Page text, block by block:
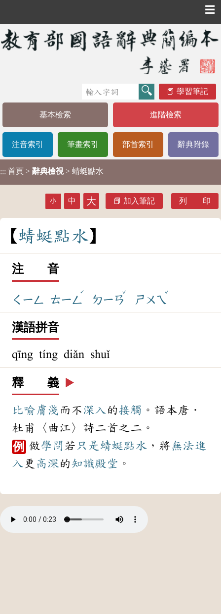
☰
學習筆記
基本檢索 進階檢索
注音索引 筆畫索引 部首索引 辭典附錄
::: 首頁 > 辭典檢視 > 蜻蜓點水
小 中 大 加入筆記 列 印
蜻蜓點水
注 音
ㄑㄧㄥ ㄊㄧㄥ
ˊ
ㄉㄧㄢ
ˇ
ㄕㄨㄟ
ˇ
漢語拼音
qīng tíng diǎn shuǐ
釋 義 ▶️
比喻 膚淺 而不 深入的接觸 。語本唐．
杜甫〈曲江〉詩二首之二。
例 做學問 若 只是 蜻蜓點水，將無法進
入 更 高深的知識殿堂 。